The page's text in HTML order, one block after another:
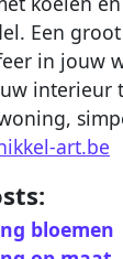
Een
in jouw
interieur
art.be
bloemen